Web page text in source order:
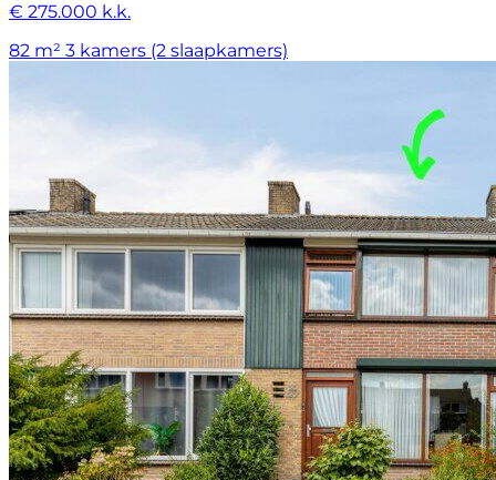
€ 275.000 k.k.
82 m² 3 kamers (2 slaapkamers)